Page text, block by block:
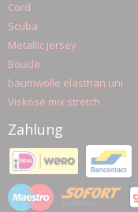
Cord
Scuba
Metallic jersey
Boucle
baumwolle elasthan uni
Viskose mix stretch
Zahlung